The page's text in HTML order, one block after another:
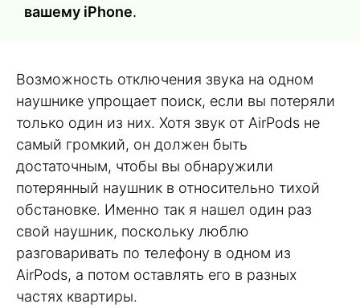
вашему iPhone.
Возможность отключения звука на одном
наушнике упрощает поиск, если вы потеряли
только один из них. Хотя звук от AirPods не
самый громкий, он должен быть
достаточным, чтобы вы обнаружили
потерянный наушник в относительно тихой
обстановке. Именно так я нашел один раз
свой наушник, поскольку люблю
разговаривать по телефону в одном из
AirPods, а потом оставлять его в разных
частях квартиры.